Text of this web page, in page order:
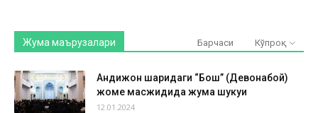
Жума маърузалари Барчаси Кўпроқ
Андижон шаҳридаги “Бош” (Девонабой)
жоме масжидида жума шукуҳи
12.01.2024